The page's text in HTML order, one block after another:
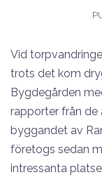
Vid
trots det kom
Bygdegården
rapporter från de
byggandet av
företogs sedan
intressanta